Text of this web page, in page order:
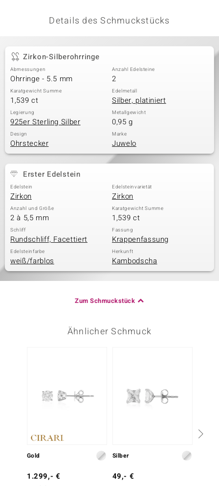
Details des Schmuckstücks
Zirkon-Silberohrringe
Abmessungen
Ohrringe - 5.5 mm
Anzahl Edelsteine
2
Karatgewicht Summe
1,539 ct
Edelmetall
Silber, platiniert
Legierung
925er Sterling Silber
Metallgewicht
0,95 g
Design
Ohrstecker
Marke
Juwelo
Erster Edelstein
Edelstein
Zirkon
Edelsteinvarietät
Zirkon
Anzahl und Größe
2 à 5,5 mm
Karatgewicht Summe
1,539 ct
Schliff
Rundschliff, Facettiert
Fassung
Krappenfassung
Edelsteinfarbe
weiß/farblos
Herkunft
Kambodscha
Zum Schmuckstück
Ähnlicher Schmuck
Gold
1.299,- €
Silber
49,- €